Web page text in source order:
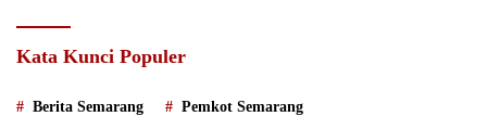
Kata Kunci Populer
Berita Semarang Pemkot Semarang